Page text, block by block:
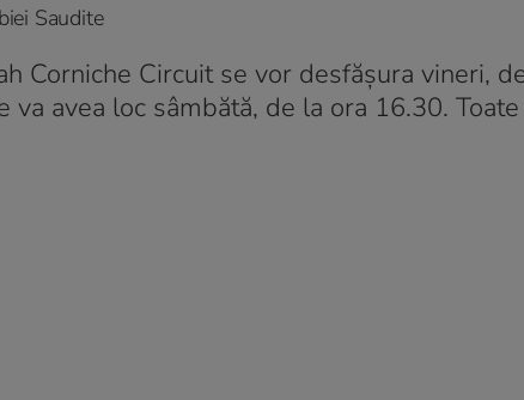
Saudite
Corniche Circuit se vor desfășura vineri,
va avea loc sâmbătă, de la ora 16.30.